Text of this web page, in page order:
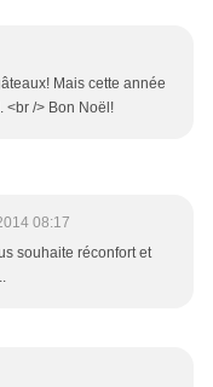
Mais cette année
<br /> Bon Noël!
08:17
souhaite réconfort et